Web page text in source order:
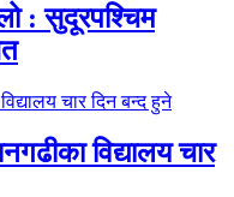
: सुदूरपश्चिम
विद्यालय चार